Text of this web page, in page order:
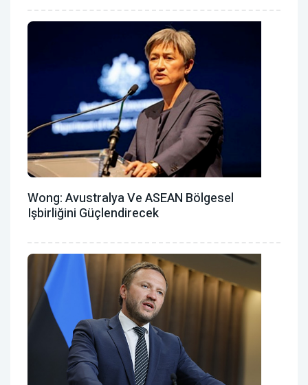
Wong: Avustralya Ve ASEAN Bölgesel
Işbirliğini Güçlendirecek